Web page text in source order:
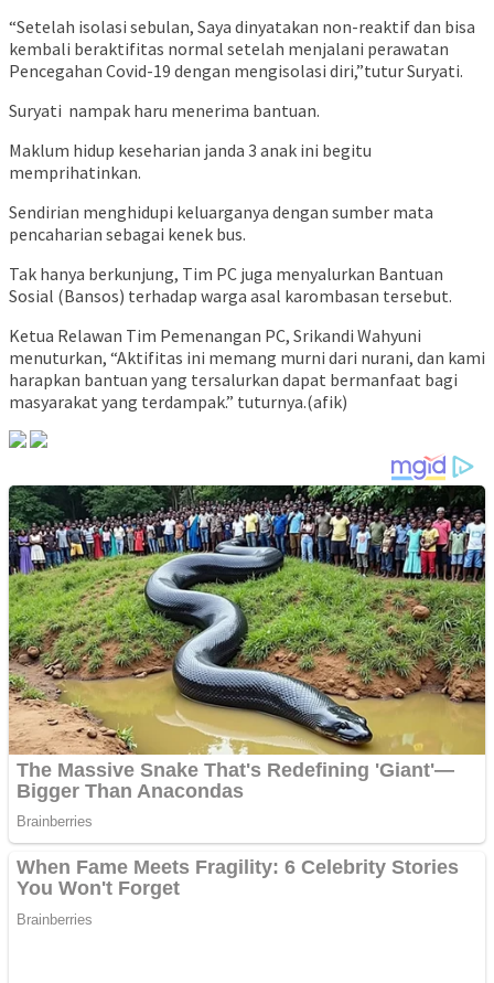
“Setelah isolasi sebulan, Saya dinyatakan non-reaktif dan bisa
kembali beraktifitas normal setelah menjalani perawatan
Pencegahan Covid-19 dengan mengisolasi diri,”tutur Suryati.
Suryati nampak haru menerima bantuan.
Maklum hidup keseharian janda 3 anak ini begitu
memprihatinkan.
Sendirian menghidupi keluarganya dengan sumber mata
pencaharian sebagai kenek bus.
Tak hanya berkunjung, Tim PC juga menyalurkan Bantuan
Sosial (Bansos) terhadap warga asal karombasan tersebut.
Ketua Relawan Tim Pemenangan PC, Srikandi Wahyuni
menuturkan, “Aktifitas ini memang murni dari nurani, dan kami
harapkan bantuan yang tersalurkan dapat bermanfaat bagi
masyarakat yang terdampak.” tuturnya.(afik)